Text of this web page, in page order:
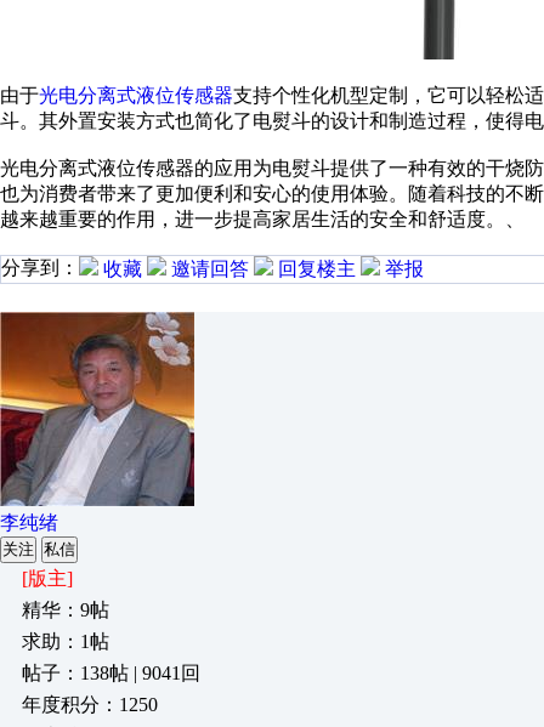
由于光电分离式液位传感器支持个性化机型定制，它可以轻松
斗。其外置安装方式也简化了电熨斗的设计和制造过程，使得
光电分离式液位传感器的应用为电熨斗提供了一种有效的干烧
也为消费者带来了更加便利和安心的使用体验。随着科技的不
越来越重要的作用，进一步提高家居生活的安全和舒适度。、
分享到： 收藏 邀请回答 回复楼主 举报
李纯绪
关注 私信
[版主]
精华：9帖
求助：1帖
帖子：138帖 | 9041回
年度积分：1250